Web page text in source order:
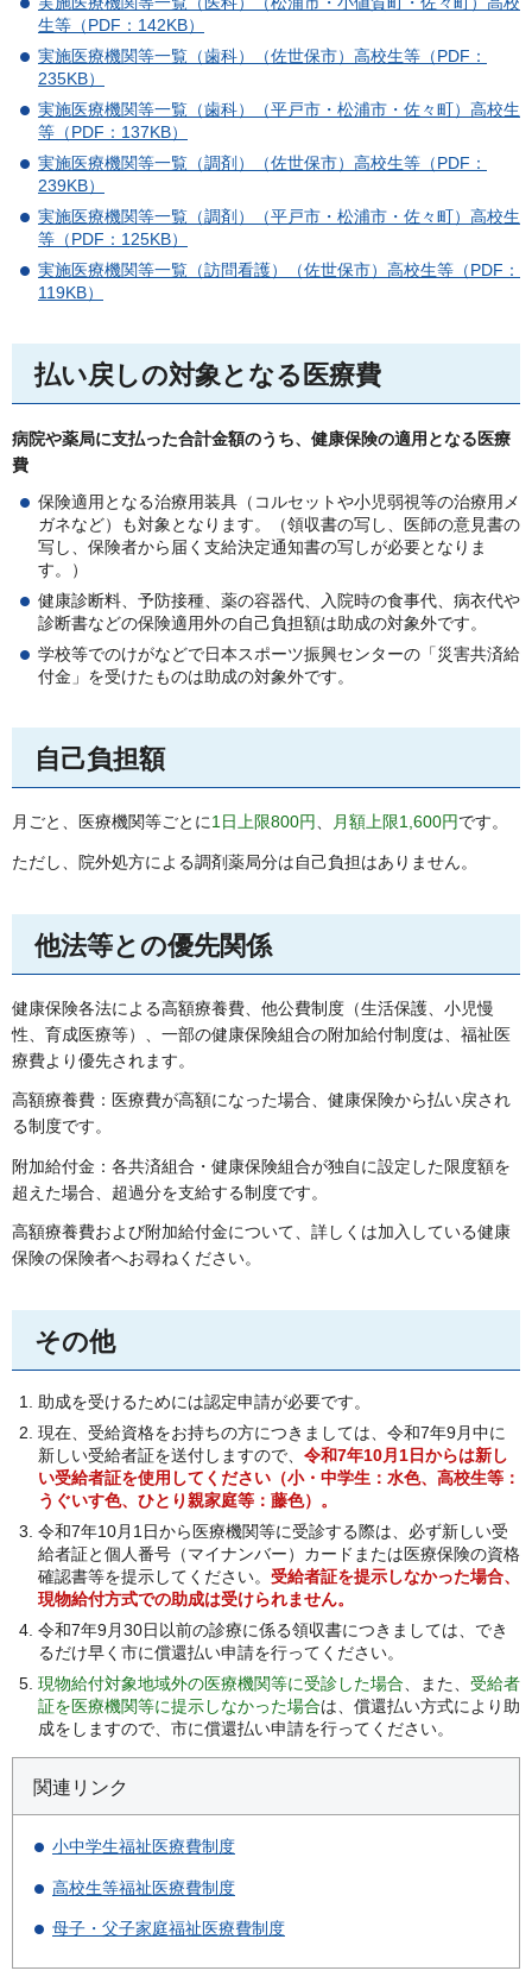
生等（PDF：142KB）
実施医療機関等一覧（歯科）（佐世保市）高校生等（PDF：
235KB）
実施医療機関等一覧（歯科）（平戸市・松浦市・佐々町）高校生
等（PDF：137KB）
実施医療機関等一覧（調剤）（佐世保市）高校生等（PDF：
239KB）
実施医療機関等一覧（調剤）（平戸市・松浦市・佐々町）高校生
等（PDF：125KB）
実施医療機関等一覧（訪問看護）（佐世保市）高校生等（PDF：
119KB）
払い戻しの対象となる医療費
病院や薬局に支払った合計金額のうち、健康保険の適用となる医療
費
保険適用となる治療用装具（コルセットや小児弱視等の治療用メ
ガネなど）も対象となります。（領収書の写し、医師の意見書の
写し、保険者から届く支給決定通知書の写しが必要となりま
す。）
健康診断料、予防接種、薬の容器代、入院時の食事代、病衣代や
診断書などの保険適用外の自己負担額は助成の対象外です。
学校等でのけがなどで日本スポーツ振興センターの「災害共済給
付金」を受けたものは助成の対象外です。
自己負担額
月ごと、医療機関等ごとに1日上限800円、 月額上限1,600円です。
ただし、院外処方による調剤薬局分は自己負担はありません。
他法等との優先関係
健康保険各法による高額療養費、他公費制度（生活保護、小児慢
性、育成医療等）、一部の健康保険組合の附加給付制度は、福祉医
療費より優先されます。
高額療養費：医療費が高額になった場合、健康保険から払い戻され
る制度です。
附加給付金：各共済組合・健康保険組合が独自に設定した限度額を
超えた場合、超過分を支給する制度です。
高額療養費および附加給付金について、詳しくは加入している健康
保険の保険者へお尋ねください。
その他
助成を受けるためには認定申請が必要です。
現在、受給資格をお持ちの方につきましては、令和7年9月中に
新しい受給者証を送付しますので、 令和7年10月1日からは新し
い受給者証を使用してください（小・中学生：水色、高校生等：
うぐいす色、ひとり親家庭等：藤色） 。
令和7年10月1日から医療機関等に受診する際は、必ず新しい受
給者証と個人番号（マイナンバー）カードまたは医療保険の資格
確認書等を提示してください。 受給者証を提示しなかった場合、
現物給付方式での助成は受けられません。
令和7年9月30日以前の診療に係る領収書につきましては、でき
るだけ早く市に償還払い申請を行ってください。
現物給付対象地域外の医療機関等に受診した場合、また、 受給者
証を医療機関等に提示しなかった場合は、償還払い方式により助
成をしますので、市に償還払い申請を行ってください。
関連リンク
小中学生福祉医療費制度
高校生等福祉医療費制度
母子・父子家庭福祉医療費制度